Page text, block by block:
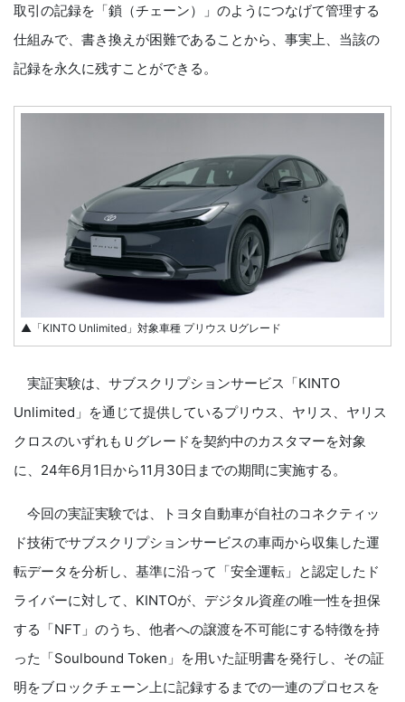
取引の記録を「鎖（チェーン）」のようにつなげて管理する
仕組みで、書き換えが困難であることから、事実上、当該の
記録を永久に残すことができる。
▲「KINTO Unlimited」対象車種 プリウス Uグレード
実証実験は、サブスクリプションサービス「KINTO
Unlimited」を通じて提供しているプリウス、ヤリス、ヤリス
クロスのいずれもＵグレードを契約中のカスタマーを対象
に、24年6月1日から11月30日までの期間に実施する。
今回の実証実験では、トヨタ自動車が自社のコネクティッ
ド技術でサブスクリプションサービスの車両から収集した運
転データを分析し、基準に沿って「安全運転」と認定したド
ライバーに対して、KINTOが、デジタル資産の唯一性を担保
する「NFT」のうち、他者への譲渡を不可能にする特徴を持
った「Soulbound Token」を用いた証明書を発行し、その証
明をブロックチェーン上に記録するまでの一連のプロセスを